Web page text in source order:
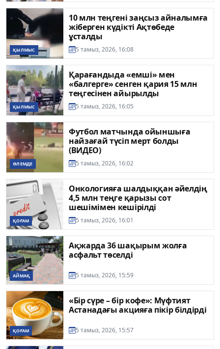
ҚЫЛМЫС
10 млн теңгені заңсыз айналымға
жіберген күдікті Ақтөбеде
ұсталды
5 тамыз, 2026, 16:08
ҚЫЛМЫС
Қарағандыда «емші» мен
«балгерге» сенген қария 15 млн
теңгесінен айырылды
5 тамыз, 2026, 16:05
ӘЛЕМДЕ
Футбол матчында ойыншыға
найзағай түсіп мерт болды
(ВИДЕО)
5 тамыз, 2026, 16:02
ҚОҒАМ
Онкологияға шалдыққан әйелдің
4,5 млн теңге қарызы сот
шешімімен кешірілді
5 тамыз, 2026, 16:01
АЙМАҚ
Ақжарда 36 шақырым жолға
асфальт төселді
5 тамыз, 2026, 15:59
ҚОҒАМ
«Бір сүре – бір кофе»: Мүфтият
Астанадағы акцияға пікір білдірді
5 тамыз, 2026, 15:57